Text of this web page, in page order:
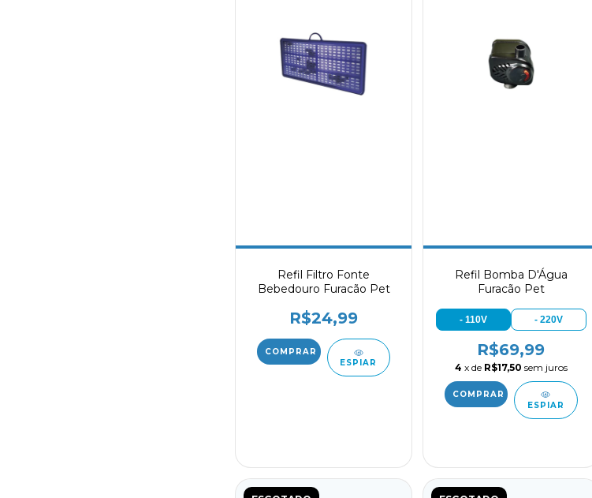
Refil Filtro Fonte
Bebedouro Furacão Pet
R$24,99
ESPIAR
Refil Bomba D'Água
Furacão Pet
- 110V - 220V
R$69,99
4 x de R$17,50 sem juros
ESPIAR